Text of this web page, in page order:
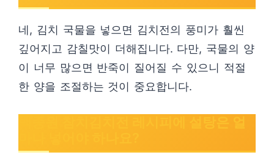
네, 김치 국물을 넣으면 김치전의 풍미가 훨씬
깊어지고 감칠맛이 더해집니다. 다만, 국물의 양
이 너무 많으면 반죽이 질어질 수 있으니 적절
한 양을 조절하는 것이 중요합니다.